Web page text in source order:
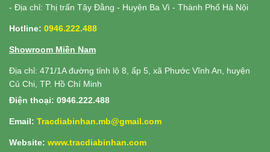
- Địa chỉ: Thị trấn Tây Đằng - Huyện Ba Vì - Thành Phố Hà Nội
Hotline: 0946.222.488
Showroom Miền Nam
Địa chỉ: 471/1A đường tỉnh lộ 8, ấp 5, xã Phước Vĩnh An, huyện
Củ Chi, TP. Hồ Chí Minh
Điện thoại: 0946.222.488
Email: Tracdiabinhan.mb@gmail.com
Website: www.tracdiabinhan.com